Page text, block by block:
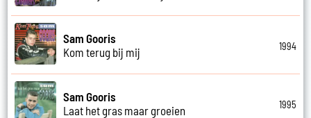
Sam Gooris
Kom terug bij mij
1994
Sam Gooris
Laat het gras maar groeien
1995